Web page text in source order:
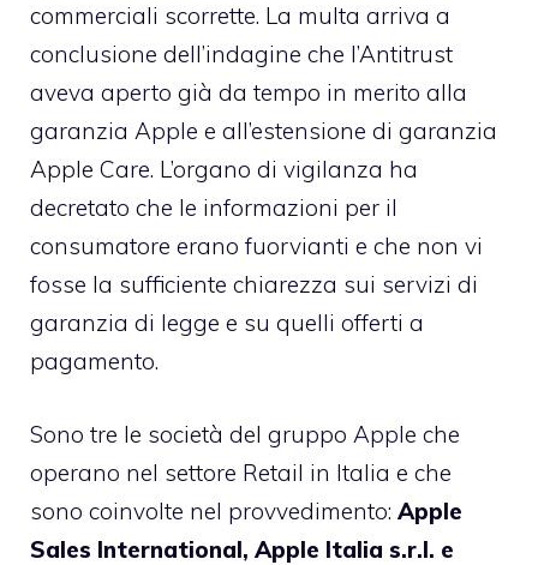
commerciali scorrette. La multa arriva a
conclusione dell’indagine che l’Antitrust
aveva aperto già da tempo in merito alla
garanzia Apple e all’estensione di garanzia
Apple Care. L’organo di vigilanza ha
decretato che le informazioni per il
consumatore erano fuorvianti e che non vi
fosse la sufficiente chiarezza sui servizi di
garanzia di legge e su quelli offerti a
pagamento.
Sono tre le società del gruppo Apple che
operano nel settore Retail in Italia e che
sono coinvolte nel provvedimento: Apple
Sales International, Apple Italia s.r.l. e